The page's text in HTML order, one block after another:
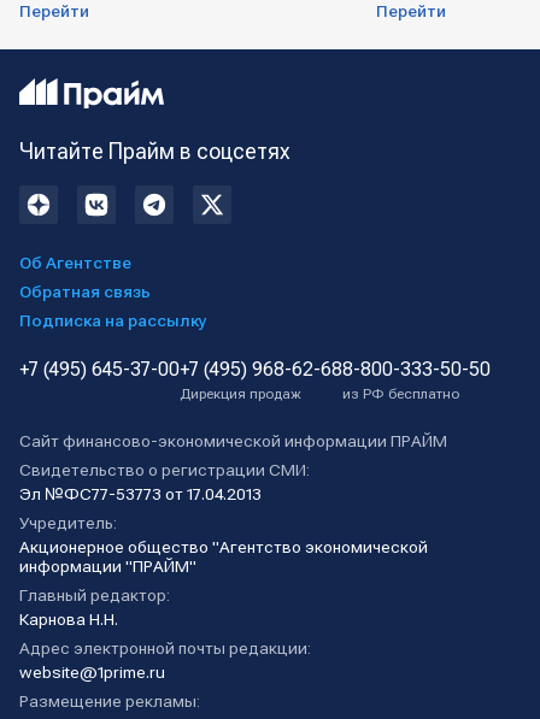
Перейти Перейти
Читайте Прайм в соцсетях
Об Агентстве
Обратная связь
Подписка на рассылку
+7 (495) 645-37-00+7 (495) 968-62-68
Дирекция продаж
8-800-333-50-50
из РФ бесплатно
Сайт финансово-экономической информации ПРАЙМ
Свидетельство о регистрации СМИ:
Эл №ФС77-53773 от 17.04.2013
Учредитель:
Акционерное общество "Агентство экономической
информации "ПРАЙМ"
Главный редактор:
Карнова Н.Н.
Адрес электронной почты редакции:
website@1prime.ru
Размещение рекламы: